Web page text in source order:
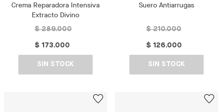
Crema Reparadora Intensiva
Extracto Divino
$ 289.000
$ 173.000
SIN STOCK
Suero Antiarrugas
$ 210.000
$ 126.000
SIN STOCK